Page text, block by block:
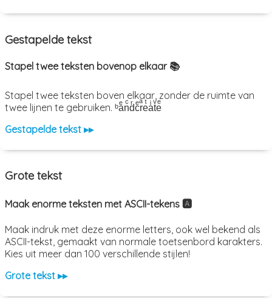
Gestapelde tekst
Stapel twee teksten bovenop elkaar 📚
Stapel twee teksten boven elkaar, zonder de ruimte van
twee lijnen te gebruiken. ᵇaͤnͨdͬcͤrͣeͭaͥtͮeͤ
Gestapelde tekst ▸▸
Grote tekst
Maak enorme teksten met ASCII-tekens 🅰️
Maak indruk met deze enorme letters, ook wel bekend als
ASCII-tekst, gemaakt van normale toetsenbord karakters.
Kies uit meer dan 100 verschillende stijlen!
Grote tekst ▸▸